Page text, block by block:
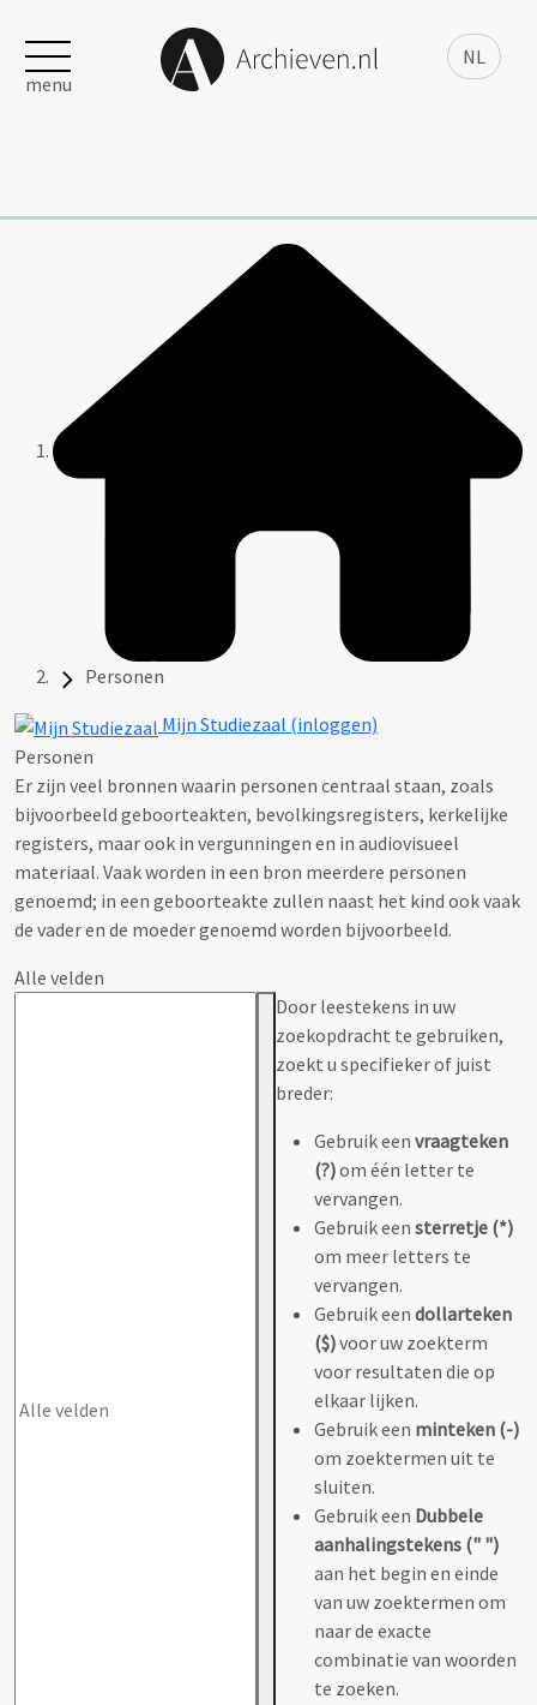
NL
menu
Personen
Mijn Studiezaal (inloggen)
Personen
Er zijn veel bronnen waarin personen centraal staan, zoals
bijvoorbeeld geboorteakten, bevolkingsregisters, kerkelijke
registers, maar ook in vergunningen en in audiovisueel
materiaal. Vaak worden in een bron meerdere personen
genoemd; in een geboorteakte zullen naast het kind ook vaak
de vader en de moeder genoemd worden bijvoorbeeld.
Alle velden
Door leestekens in uw
zoekopdracht te gebruiken,
zoekt u specifieker of juist
breder:
Gebruik een vraagteken
(?)om één letter te
vervangen.
Gebruik een sterretje (*)
om meer letters te
vervangen.
Gebruik een dollarteken
($)voor uw zoekterm
voor resultaten die op
elkaar lijken.
Gebruik een minteken (-)
om zoektermen uit te
sluiten.
Gebruik een Dubbele
aanhalingstekens (" ")
aan het begin en einde
van uw zoektermen om
naar de exacte
combinatie van woorden
te zoeken.